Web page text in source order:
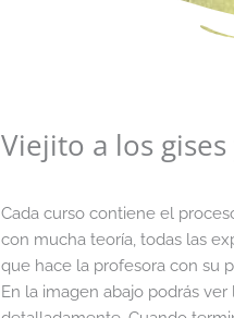
Viejito a los
Cada curso contiene el
con mucha teoría, todas las
que hace la profesora con su
En la imagen abajo podrás